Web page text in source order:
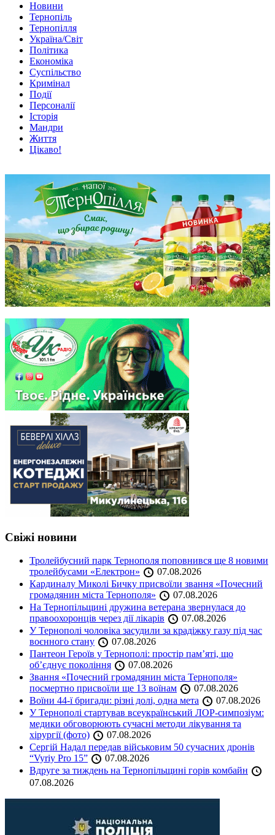
Новини
Тернопіль
Тернопілля
Україна/Світ
Політика
Економіка
Суспільство
Кримінал
Події
Персоналії
Історія
Мандри
Життя
Цікаво!
Свіжі новини
Тролейбусний парк Тернополя поповнився ще 8 новими
тролейбусами «Електрон»
07.08.2026
Кардиналу Миколі Бичку присвоїли звання «Почесний
громадянин міста Тернополя»
07.08.2026
На Тернопільщині дружина ветерана звернулася до
правоохоронців через дії лікарів
07.08.2026
У Тернополі чоловіка засудили за крадіжку газу під час
воєнного стану
07.08.2026
Пантеон Героїв у Тернополі: простір пам’яті, що
об’єднує покоління
07.08.2026
Звання «Почесний громадянин міста Тернополя»
посмертно присвоїли ще 13 воїнам
07.08.2026
Воїни 44-ї бригади: різні долі, одна мета
07.08.2026
У Тернополі стартував всеукраїнський ЛОР-симпозіум:
медики обговорюють сучасні методи лікування та
хірургії (фото)
07.08.2026
Сергій Надал передав військовим 50 сучасних дронів
“Vyriy Pro 15”
07.08.2026
Вдруге за тиждень на Тернопільщині горів комбайн
07.08.2026